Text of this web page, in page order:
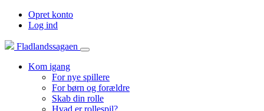
Opret konto
Log ind
Fladlandssagaen
Kom igang
For nye spillere
For børn og forældre
Skab din rolle
Hvad er rollespil?